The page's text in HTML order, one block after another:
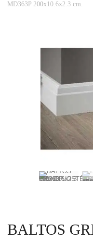
MD363P 200x10.6x2.3 cm.
BALTOS